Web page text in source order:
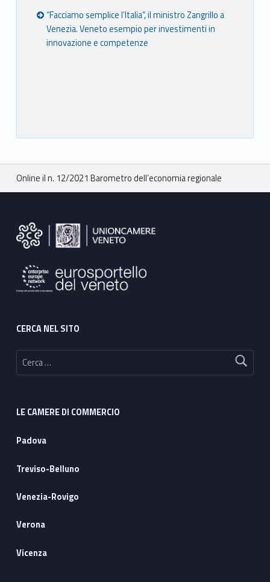
“Facciamo semplice l’Italia”, il ministro Zangrillo a
Venezia. Veneto esempio per investimenti in
innovazione e competenze
Breadcrumbs navigation
Online il n. 12/2021 Barometro dell’economia regionale
CERCA NEL SITO
Ricerca per:
LE CAMERE DI COMMERCIO
Padova
Treviso-Belluno
Venezia-Rovigo
Verona
Vicenza